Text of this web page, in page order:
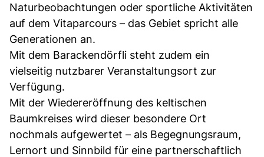
Naturbeobachtungen oder sportliche Aktivitäten
auf dem Vitaparcours – das Gebiet spricht alle
Generationen an.
Mit dem Barackendörfli steht zudem ein
vielseitig nutzbarer Veranstaltungsort zur
Verfügung.
Mit der Wiedereröffnung des keltischen
Baumkreises wird dieser besondere Ort
nochmals aufgewertet – als Begegnungsraum,
Lernort und Sinnbild für eine partnerschaftlich